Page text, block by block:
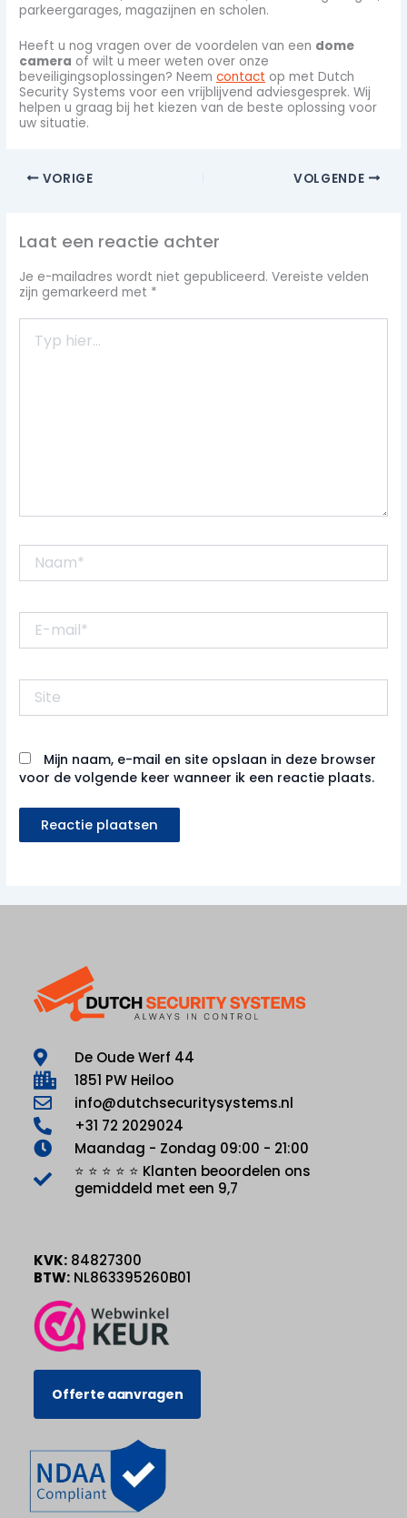
parkeergarages, magazijnen en scholen.
Heeft u nog vragen over de voordelen van een dome
camera of wilt u meer weten over onze
beveiligingsoplossingen? Neemcontact op met Dutch
Security Systems voor een vrijblijvend adviesgesprek. Wij
helpen u graag bij het kiezen van de beste oplossing voor
uw situatie.
VORIGE VOLGENDE
Laat een reactie achter
Je e-mailadres wordt niet gepubliceerd. Vereiste velden
zijn gemarkeerd met *
hier...
mail*
Mijn naam, e-mail en site opslaan in deze browser
voor de volgende keer wanneer ik een reactie plaats.
De Oude Werf 44
1851 PW Heiloo
info@dutchsecuritysystems.nl
+31 72 2029024
Maandag - Zondag 09:00 - 21:00
⭐ ⭐ ⭐ ⭐ ⭐ Klanten beoordelen ons
gemiddeld met een 9,7
KVK: 84827300
BTW: NL863395260B01
Offerte aanvragen